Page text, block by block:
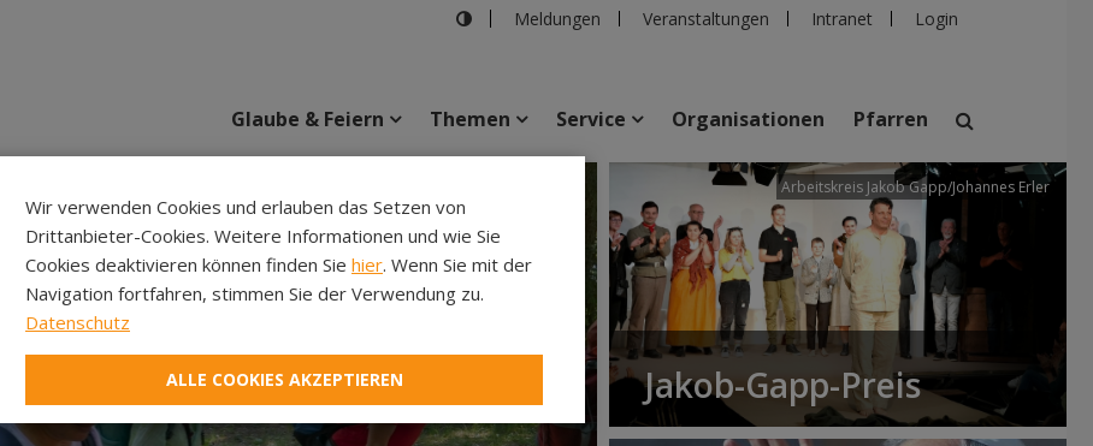
Meldungen Veranstaltungen Intranet Login
suchen
Veranstaltungen Personen Pfarren Einrichtungen
Glaube & Feiern Themen Service Organisationen Pfarren
Arbeitskreis Jakob Gapp/Johannes Erler
Jakob-Gapp-Preis
Wir verwenden Cookies und erlauben das Setzen von
Drittanbieter-Cookies. Weitere Informationen und wie Sie
Cookies deaktivieren können finden Sie hier. Wenn Sie mit der
Navigation fortfahren, stimmen Sie der Verwendung zu.
Datenschutz
ALLE COOKIES AKZEPTIEREN